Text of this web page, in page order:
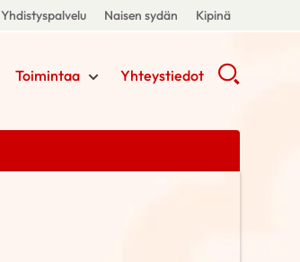
Yhdistyspalvelu Naisen sydän Kipinä
Toimintaa Yhteystiedot